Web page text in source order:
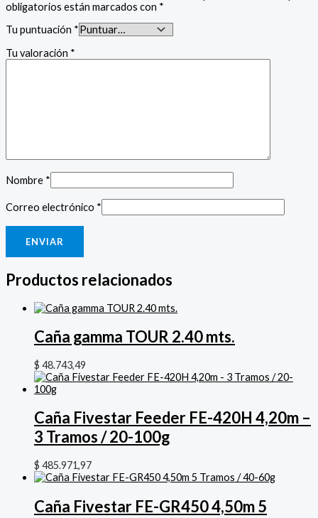
obligatorios están marcados con *
Tu puntuación *
Tu valoración *
Nombre *
Correo electrónico *
Productos relacionados
Caña gamma TOUR 2.40 mts.
$ 48.743,49
Caña Fivestar Feeder FE-420H 4,20m –
3 Tramos / 20-100g
$ 485.971,97
Caña Fivestar FE-GR450 4,50m 5